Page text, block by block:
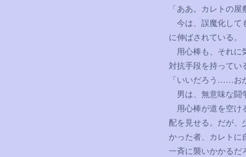
「ああ。カレトの屋
今は、誤魔化して
に伸ばされている。
用心棒も、それに
対抗手段を持ってい
「いいだろう ……お
男は、無意味な闘
用心棒が道を空け
配を見せる。だが、
かった者、カレトに
一斉に襲いかかるだ